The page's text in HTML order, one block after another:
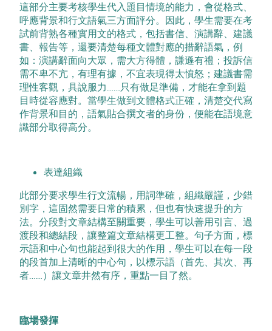
這部分主要考核學生代入題目情境的能力，會從格式、
呼應背景和行文語氣三方面評分。因此，學生需要在考
試前背熟各種實用文的格式，包括書信、演講辭、建議
書、報告等，還要清楚每種文體對應的措辭語氣，例
如：演講辭面向大眾，需大方得體，謙遜有禮；投訴信
需不卑不亢，有理有據，不宜表現得太憤怒；建議書需
理性客觀，具說服力……只有做足準備，才能在拿到題
目時從容應對。當學生做到文體格式正確，清楚交代寫
作背景和目的，語氣貼合撰文者的身份，便能在語境意
識部分取得高分。
表達組織
此部分要求學生行文流暢，用詞準確，組織嚴謹，少錯
別字，這固然需要日常的積累，但也有快速提升的方
法。分段對文章結構至關重要，學生可以善用引言、過
渡段和總結段，讓整篇文章結構更工整。句子方面，標
示語和中心句也能起到很大的作用，學生可以在每一段
的段首加上清晰的中心句，以標示語（首先、其次、再
者……）讓文章井然有序，重點一目了然。
臨場發揮